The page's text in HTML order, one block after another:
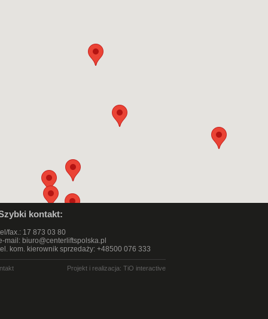
kontakt:
fax.: 17 873 03 80
mail: biuro@centerliftspolska.pl
kom. kierownik sprzedaży: +48500 076 333
Projekt i realizacja: TiO interactive